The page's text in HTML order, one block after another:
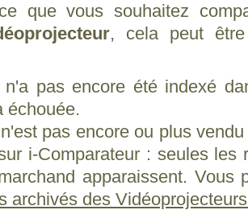
que vous souhaitez
, cela peut
n'a pas encore été indexé
échouée.
pas encore ou plus
i-Comparateur : seules les
apparaissent. Vous
archivés des